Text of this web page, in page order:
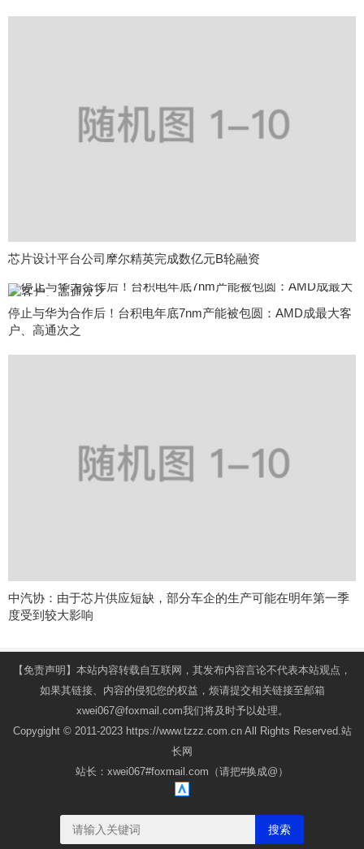
芯片设计平台公司摩尔精英完成数亿元B轮融资
停止与华为合作后！台积电年底7nm产能被包圆：AMD成最大客
户、高通次之
中汽协：由于芯片供应短缺，部分车企的生产可能在明年第一季
度受到较大影响
【免责声明】本站内容转载自互联网，其发布内容言论不代表本站观点，
如果其链接、内容的侵犯您的权益，烦请提交相关链接至邮箱
xwei067@foxmail.com我们将及时予以处理。
Copygight © 2011-2023 https://www.tzzz.com.cn All Rights Reserved.站
长网
站长：xwei067#foxmail.com（请把#换成@）
搜索